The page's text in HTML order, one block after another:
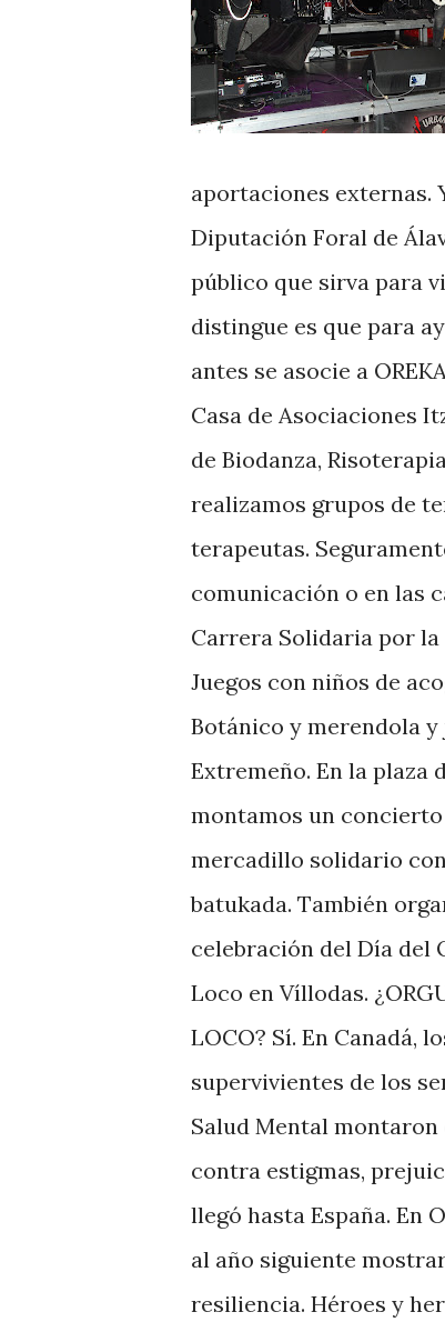
aportaciones externas.
Diputación Foral de
público que sirva para
distingue es que para
antes se asocie a
Casa de Asociaciones
de Biodanza,
realizamos grupos de
terapeutas.
comunicación o en las
Carrera Solidaria por
Juegos con niños de
Botánico y merendola
Extremeño. En la plaza
montamos un
mercadillo solidario
batukada. También
celebración del Día del
Loco en Víllodas.
LOCO? Sí. En Canadá,
supervivientes de los
Salud Mental
contra estigmas,
llegó hasta España. En
al año siguiente
resiliencia. Héroes y